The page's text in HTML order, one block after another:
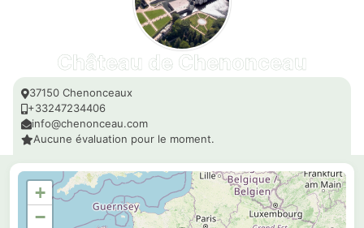
Château de Chenonceau
37150 Chenonceaux
+33247234406
info@chenonceau.com
Aucune évaluation pour le moment.
+
−